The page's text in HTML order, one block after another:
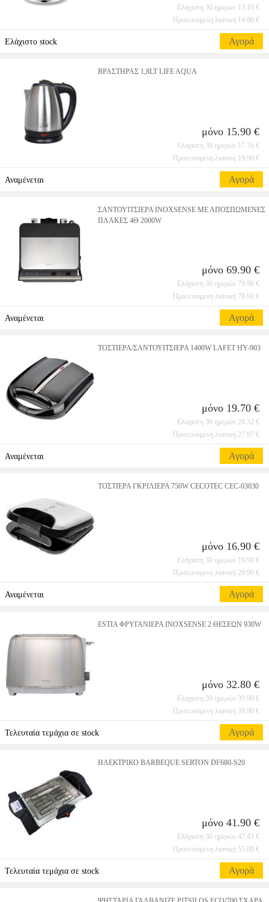
Ελάχιστη 30 ημερών 13.10 €
Προτεινόμενη λιανική 14.90 €
Ελάχιστο stock Αγορά
ΒΡΑΣΤΗΡΑΣ 1,8LT LIFE AQUA
μόνο 15.90 €
Ελάχιστη 30 ημερών 17.76 €
Προτεινόμενη λιανική 19.90 €
Αναμένεται Αγορά
ΣΑΝΤΟΥΙΤΣIΕΡΑ INOXSENSE ΜΕ ΑΠΟΣΠΩΜΕΝΕΣ
ΠΛΑΚΕΣ 4Θ 2000W
μόνο 69.90 €
Ελάχιστη 30 ημερών 79.90 €
Προτεινόμενη λιανική 79.90 €
Αναμένεται Αγορά
ΤΟΣΤΙΕΡΑ/ΣΑΝΤΟΥΙΤΣΙΕΡΑ 1400W LAFET HY-903
μόνο 19.70 €
Ελάχιστη 30 ημερών 26.32 €
Προτεινόμενη λιανική 27.97 €
Αναμένεται Αγορά
ΤΟΣΤΙΕΡΑ ΓΚΡΙΛΙΕΡΑ 750W CECOTEC CEC-03030
μόνο 16.90 €
Ελάχιστη 30 ημερών 19.90 €
Προτεινόμενη λιανική 29.90 €
Αναμένεται Αγορά
ESTIA ΦΡΥΓΑΝΙΕΡΑ INOXSENSE 2 ΘΕΣΕΩΝ 930W
μόνο 32.80 €
Ελάχιστη 30 ημερών 39.90 €
Προτεινόμενη λιανική 39.90 €
Τελευταία τεμάχια σε stock Αγορά
ΗΛΕΚΤΡΙΚΟ BARBEQUE SERTON DF680-S20
μόνο 41.90 €
Ελάχιστη 30 ημερών 47.45 €
Προτεινόμενη λιανική 55.00 €
Τελευταία τεμάχια σε stock Αγορά